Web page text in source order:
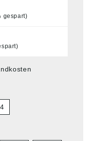
gespart)